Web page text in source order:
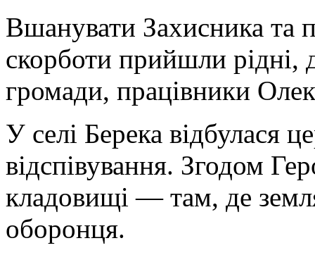
Вшанувати Захисника та
скорботи прийшли рідні,
громади, працівники
У селі Берека відбулася
відспівування. Згодом
кладовищі — там, де
оборонця.